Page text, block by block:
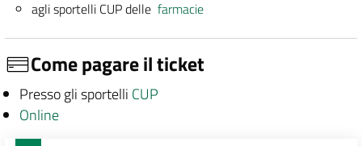
agli sportelli CUP dellefarmacie
Come pagare il ticket
Presso gli sportelli CUP
Online